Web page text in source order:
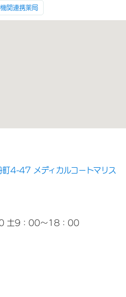
関連携薬局
4-47 メディカルコートマリス
土9：00～18：00